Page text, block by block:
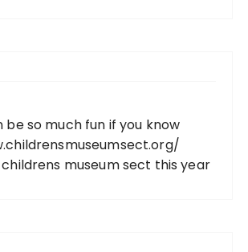
be so much fun if you know
museum sect this year